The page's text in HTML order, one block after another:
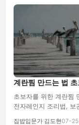
계란찜 만드는 법
초보자를 위한 계란찜
전자레인지 조리법, 보
집밥입문가 김도현07-25